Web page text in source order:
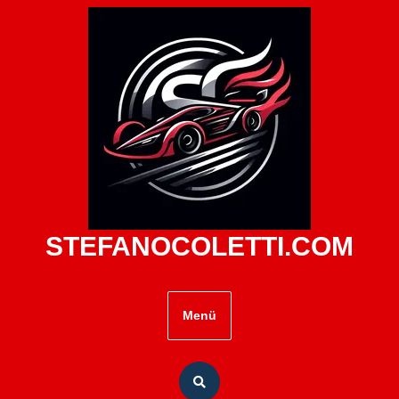
STEFANOCOLETTI.COM
Menü